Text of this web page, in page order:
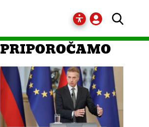
PRIPOROČAMO